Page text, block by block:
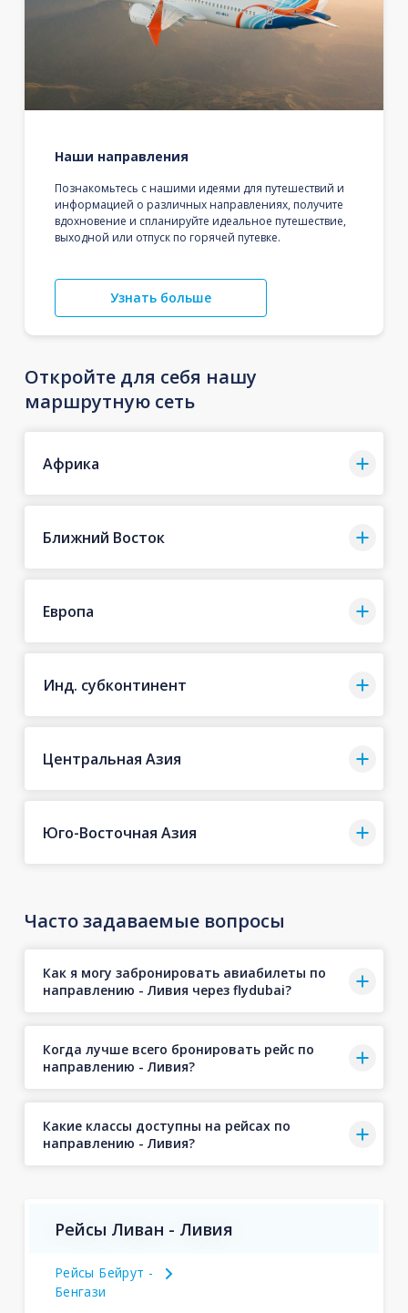
Наши направления
Познакомьтесь с нашими идеями для путешествий и
информацией о различных направлениях, получите
вдохновение и спланируйте идеальное путешествие,
выходной или отпуск по горячей путевке.
Узнать больше
Откройте для себя нашу
маршрутную сеть
Африка
Ближний Восток
Европа
Инд. субконтинент
Центральная Азия
Юго-Восточная Азия
Часто задаваемые вопросы
Как я могу забронировать авиабилеты по
направлению - Ливия через flydubai?
Когда лучше всего бронировать рейс по
направлению - Ливия?
Какие классы доступны на рейсах по
направлению - Ливия?
Рейсы Ливан - Ливия
Рейсы Бейрут -
Бенгази